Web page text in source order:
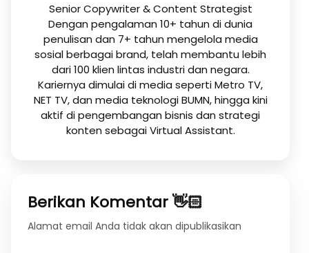
Senior Copywriter & Content Strategist
Dengan pengalaman 10+ tahun di dunia
penulisan dan 7+ tahun mengelola media
sosial berbagai brand, telah membantu lebih
dari 100 klien lintas industri dan negara.
Kariernya dimulai di media seperti Metro TV,
NET TV, dan media teknologi BUMN, hingga kini
aktif di pengembangan bisnis dan strategi
konten sebagai Virtual Assistant.
Berikan Komentar 👋🏻
Alamat email Anda tidak akan dipublikasikan